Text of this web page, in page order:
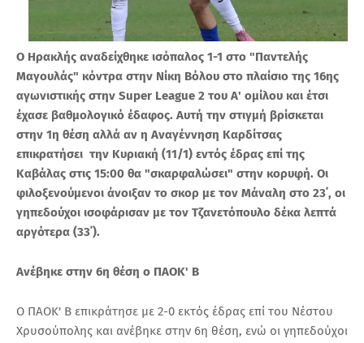
O Ηρακλής αναδείχθηκε ισόπαλος 1-1 στο "Παντελής
Μαγουλάς" κόντρα στην Νίκη Βόλου στο πλαίσιο της 16ης
αγωνιστικής στην Super League 2 του Α' ομίλου και έτσι
έχασε βαθμολογικό έδαφος. Αυτή την στιγμή βρίσκεται
στην 1η θέση αλλά αν η Αναγέννηση Καρδίτσας
επικρατήσει την Κυριακή (11/1) εντός έδρας επί της
Καβάλας στις 15:00 θα "σκαρφαλώσει" στην κορυφή. Οι
φιλοξενούμενοι άνοιξαν το σκορ με τον Μάναλη στο 23΄, οι
γηπεδούχοι ισοφάρισαν με τον Τζανετόπουλο δέκα λεπτά
αργότερα (33΄).
Ανέβηκε στην 6η θέση ο ΠΑΟΚ' Β
Ο ΠΑΟΚ' Β επικράτησε με 2-0 εκτός έδρας επί του Νέστου
Χρυσούπολης και ανέβηκε στην 6η θέση, ενώ οι γηπεδούχοι